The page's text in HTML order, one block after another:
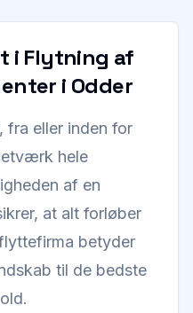
i Flytning af
i Odder
fra eller inden for
hele
af en
at alt forløber
betyder
til de bedste